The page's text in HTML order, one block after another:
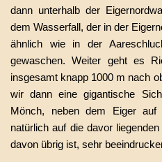
dann unterhalb der
dem Wasserfall, der in der
ähnlich wie in der
gewaschen. Weiter geht es
insgesamt knapp 1000 m nach
wir dann eine gigantische
Mönch, neben dem Eiger
natürlich auf die davor
davon übrig ist, sehr